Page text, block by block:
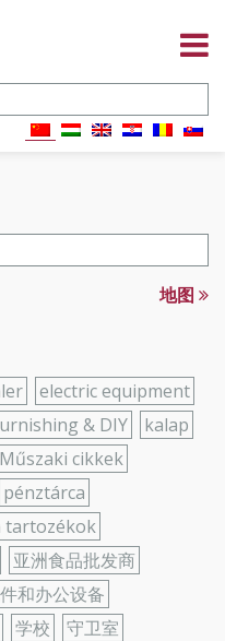
地图
electric equipment
& DIY
kalap
Műszaki cikkek
pénztárca
tartozékok
亚洲食品批发商
和办公设备
学校
守卫室